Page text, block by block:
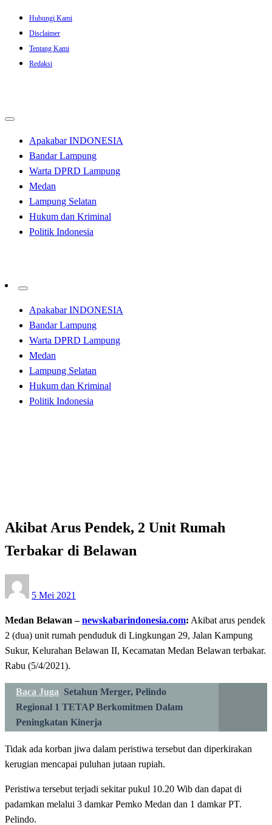
Skip
content
Hubungi Kami
Disclaimer
Tentang Kami
Redaksi
Apakabar INDONESIA
Bandar Lampung
Warta DPRD Lampung
Medan
Lampung Selatan
Hukum dan Kriminal
Politik Indonesia
Apakabar INDONESIA
Bandar Lampung
Warta DPRD Lampung
Medan
Lampung Selatan
Hukum dan Kriminal
Politik Indonesia
Akibat Arus Pendek, 2 Unit Rumah
Terbakar di Belawan
on
5 Mei 2021
Medan Belawan –newskabarindonesia.com: Akibat arus pendek
2 (dua) unit rumah penduduk di Lingkungan 29, Jalan Kampung
Sukur, Kelurahan Belawan II, Kecamatan Medan Belawan terbakar.
Rabu (5/4/2021).
Baca Juga Setahun Merger, Pelindo
Regional 1 TETAP Berkomitmen Dalam
Peningkatan Kinerja
Tidak ada korban jiwa dalam peristiwa tersebut dan diperkirakan
kerugian mencapai puluhan jutaan rupiah.
Peristiwa tersebut terjadi sekitar pukul 10.20 Wib dan dapat di
padamkan melalui 3 damkar Pemko Medan dan 1 damkar PT.
Pelindo.